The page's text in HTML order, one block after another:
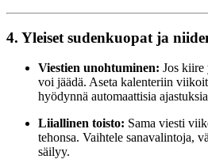
4. Yleiset sudenkuopat ja
Viestien unohtuminen: Jos kiire
voi jäädä. Aseta kalenteriin
hyödynnä automaattisia
Liiallinen toisto: Sama viesti
tehonsa. Vaihtele sanavalintoja,
säilyy.